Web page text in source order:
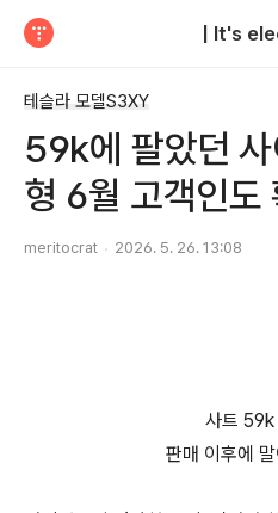
| It's
테슬라 모델S3XY
59k에 팔았던
형 6월 고객인도
meritocrat 2026. 5. 26. 13:08
사트 59k
판매 이후에